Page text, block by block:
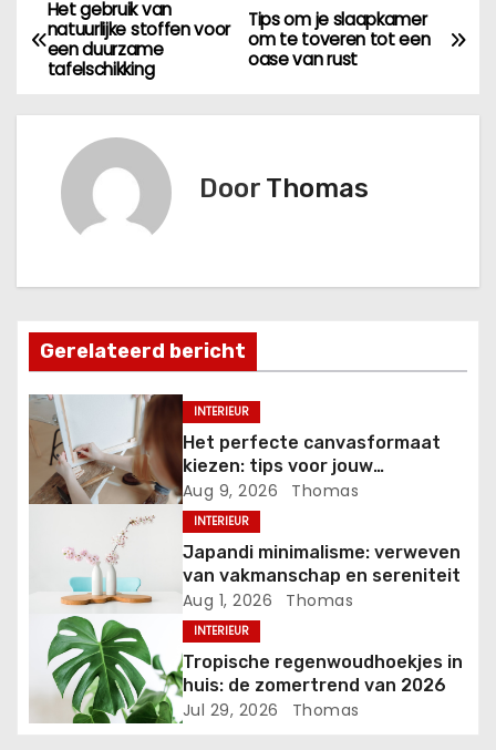
B
e
r
n
a
v
i
e
Tips om je slaapkamer
om te toveren tot een
oase van rust
Het gebruik van
natuurlijke stoffen voor
een duurzame
tafelschikking
Door Thomas
Gerelateerd bericht
INTERIEUR
Het perfecte canvasformaat
kiezen: tips voor jouw
kunstproject
Aug 9, 2026 Thomas
INTERIEUR
Japandi minimalisme: verweven
van vakmanschap en sereniteit
Aug 1, 2026 Thomas
INTERIEUR
Tropische regenwoudhoekjes in
huis: de zomertrend van 2026
Jul 29, 2026 Thomas